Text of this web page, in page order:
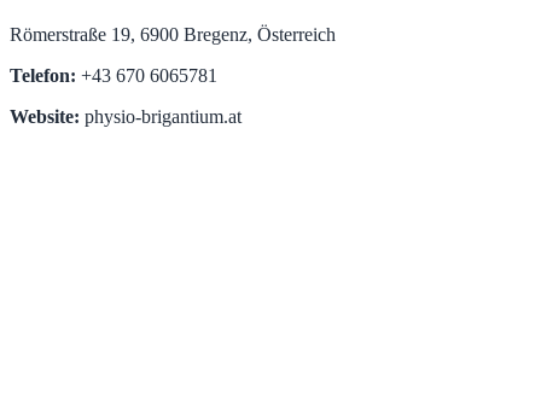
Römerstraße 19, 6900 Bregenz, Österreich
Telefon: +43 670 6065781
Website: physio-brigantium.at